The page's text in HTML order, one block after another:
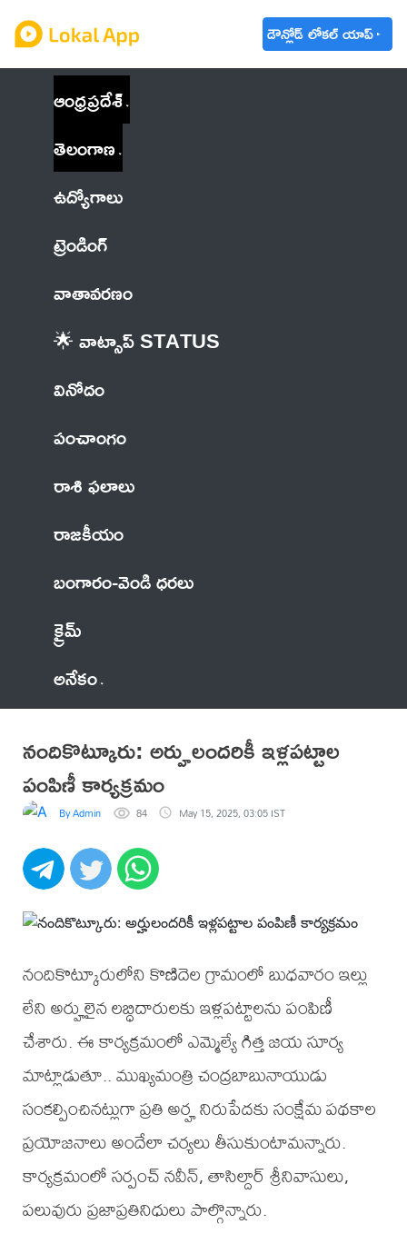
డౌన్లోడ్ లోకల్ యాప్
ఆంధ్రప్రదేశ్
తెలంగాణ
ఉద్యోగాలు
ట్రెండింగ్
వాతావరణం
🌟 వాట్సాప్ STATUS
వినోదం
పంచాంగం
రాశి ఫలాలు
రాజకీయం
బంగారం-వెండి ధరలు
క్రైమ్
అనేకం
నందికొట్కూరు: అర్హులందరికీ ఇళ్లపట్టాల
పంపిణీ కార్యక్రమం
By Admin 84 May 15, 2025, 03:05 IST
నందికొట్కూరులోని కొణిదెల గ్రామంలో బుధవారం ఇల్లు
లేని అర్హులైన లబ్ధిదారులకు ఇళ్లపట్టాలను పంపిణీ
చేశారు. ఈ కార్యక్రమంలో ఎమ్మెల్యే గిత్త జయ సూర్య
మాట్లాడుతూ.. ముఖ్యమంత్రి చంద్రబాబునాయుడు
సంకల్పించినట్లుగా ప్రతి అర్హ నిరుపేదకు సంక్షేమ పథకాల
ప్రయోజనాలు అందేలా చర్యలు తీసుకుంటామన్నారు.
కార్యక్రమంలో సర్పంచ్ నవీన్, తాసిల్దార్ శ్రీనివాసులు,
పలువురు ప్రజాప్రతినిధులు పాల్గొన్నారు.